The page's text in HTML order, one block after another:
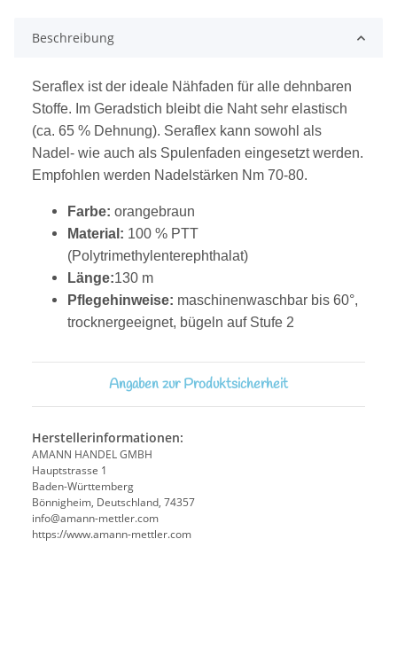
Beschreibung
Seraflex ist der ideale Nähfaden für alle dehnbaren
Stoffe. Im Geradstich bleibt die Naht sehr elastisch
(ca. 65 % Dehnung). Seraflex kann sowohl als
Nadel- wie auch als Spulenfaden eingesetzt werden.
Empfohlen werden Nadelstärken Nm 70-80.
Farbe: orangebraun
Material: 100 % PTT
(Polytrimethylenterephthalat)
Länge:130 m
Pflegehinweise: maschinenwaschbar bis 60°,
trocknergeeignet, bügeln auf Stufe 2
Angaben zur Produktsicherheit
Herstellerinformationen:
AMANN HANDEL GMBH
Hauptstrasse 1
Baden-Württemberg
Bönnigheim, Deutschland, 74357
info@amann-mettler.com
https://www.amann-mettler.com